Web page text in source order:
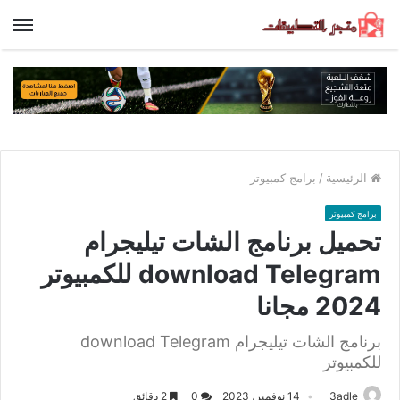
الرئيسية / برامج كمبيوتر
برامج كمبيوتر
تحميل برنامج الشات تيليجرام
download Telegram للكمبيوتر
2024 مجانا
برنامج الشات تيليجرام download Telegram
للكمبيوتر
3adle 14 نوفمبر، 2023